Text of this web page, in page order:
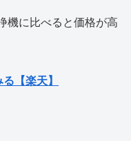
機に比べると価格が高
【楽天】